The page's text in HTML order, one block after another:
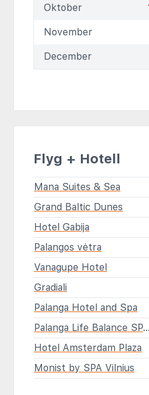
Oktober
November
December
Flyg + Hotell
Mana Suites & Sea
Grand Baltic Dunes
Hotel Gabija
Palangos vėtra
Vanagupe Hotel
Gradiali
Palanga Hotel and Spa
Palanga Life Balance SPA Hotel
Hotel Amsterdam Plaza
Monist by SPA Vilnius